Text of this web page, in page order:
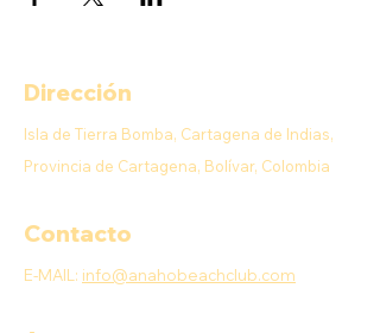
Dirección
Isla de Tierra Bomba, Cartagena de Indias,
Provincia de Cartagena, Bolívar, Colombia
Contacto
E-MAIL: info@anahobeachclub.com